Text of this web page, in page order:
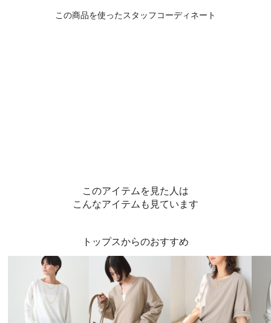
このアイテムを見た人は
こんなアイテムも見ています
トップスからのおすすめ